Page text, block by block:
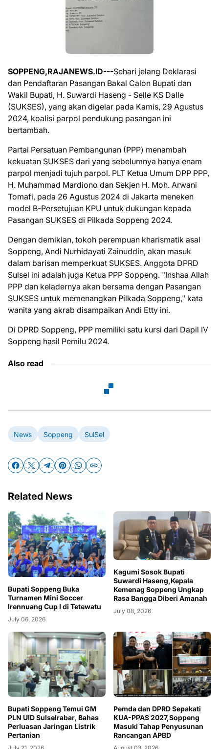
SOPPENG,RAJANEWS.ID---Sehari jelang Deklarasi
dan Pendaftaran Pasangan Bakal Calon Bupati dan
Wakil Bupati, H. Suwardi Haseng - Selle KS Dalle
(SUKSES), yang akan digelar pada Kamis, 29 Agustus
2024, koalisi parpol pendukung pasangan ini
bertambah.
Partai Persatuan Pembangunan (PPP) menambah
kekuatan SUKSES dari yang sebelumnya hanya enam
parpol menjadi tujuh parpol. PLT Ketua Umum DPP PPP,
H. Muhammad Mardiono dan Sekjen H. Moh. Arwani
Tomafi, pada 26 Agustus 2024 di Jakarta meneken
model B-Persetujuan KPU untuk dukungan kepada
Pasangan SUKSES di Pilkada Soppeng 2024.
Dengan demikian, tokoh perempuan kharismatik asal
Soppeng, Andi Nurhidayati Zainuddin, akan masuk
dalam barisan memperkuat SUKSES. Anggota DPRD
Sulsel ini adalah juga Ketua PPP Soppeng. "Inshaa Allah
PPP dan keladernya akan bersama dengan Pasangan
SUKSES untuk memenangkan Pilkada Soppeng," kata
wanita yang akrab disampaikan Andi Etty ini.
Di DPRD Soppeng, PPP memiliki satu kursi dari Dapil IV
Soppeng hasil Pemilu 2024.
Also read
News Soppeng SulSel
Related News
Bupati Soppeng Buka
Turnamen Mini Soccer
Irennuang Cup I di Tetewatu
July 06, 2026
Kagumi Sosok Bupati
Suwardi Haseng,Kepala
Kemenag Soppeng Ungkap
Rasa Bangga Diberi Amanah
July 08, 2026
Bupati Soppeng Temui GM
PLN UID Sulselrabar, Bahas
Perluasan Jaringan Listrik
Pertanian
Pemda dan DPRD Sepakati
KUA-PPAS 2027,Soppeng
Masuki Tahap Penyusunan
Rancangan APBD